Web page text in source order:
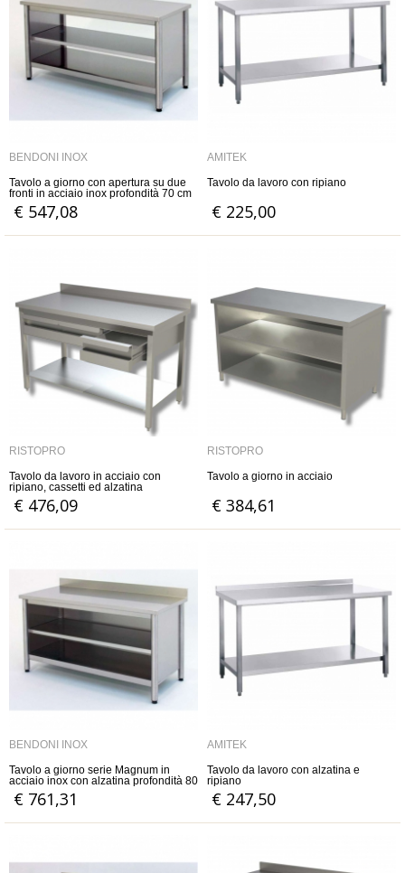
BENDONI INOX
Tavolo a giorno con apertura su due
fronti in acciaio inox profondità 70 cm
€ 547,08
AMITEK
Tavolo da lavoro con ripiano
€ 225,00
RISTOPRO
Tavolo da lavoro in acciaio con
ripiano, cassetti ed alzatina
€ 476,09
RISTOPRO
Tavolo a giorno in acciaio
€ 384,61
BENDONI INOX
Tavolo a giorno serie Magnum in
acciaio inox con alzatina profondità 80
cm
€ 761,31
AMITEK
Tavolo da lavoro con alzatina e
ripiano
€ 247,50